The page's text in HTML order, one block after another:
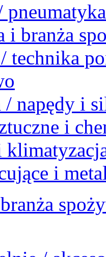
i branża
technika
/ napędy i
i
i